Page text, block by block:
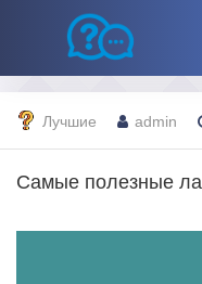
Лучшие admin
Самые полезные